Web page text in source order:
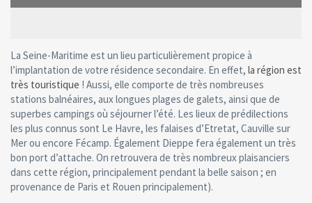
La Seine-Maritime est un lieu particulièrement propice à
l’implantation de votre résidence secondaire. En effet, la région est
très touristique ! Aussi, elle comporte de très nombreuses
stations balnéaires, aux longues plages de galets, ainsi que de
superbes campings où séjourner l’été. Les lieux de prédilections
les plus connus sont Le Havre, les falaises d’Etretat, Cauville sur
Mer ou encore Fécamp. Également Dieppe fera également un très
bon port d’attache. On retrouvera de très nombreux plaisanciers
dans cette région, principalement pendant la belle saison ; en
provenance de Paris et Rouen principalement).